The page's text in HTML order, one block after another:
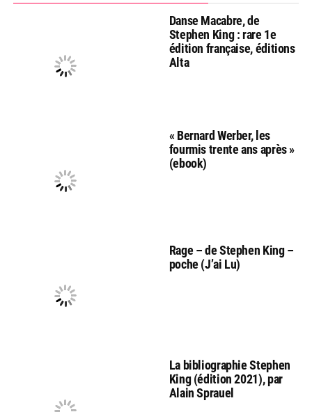
Danse Macabre, de
Stephen King : rare 1e
édition française, éditions
Alta
« Bernard Werber, les
fourmis trente ans après »
(ebook)
Rage – de Stephen King –
poche (J’ai Lu)
La bibliographie Stephen
King (édition 2021), par
Alain Sprauel